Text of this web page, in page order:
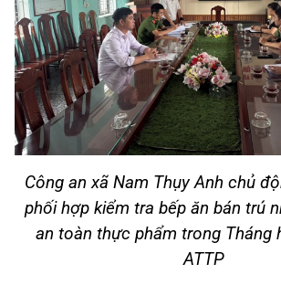
Công an xã Nam Thụy Anh chủ
phối hợp kiểm tra bếp ăn bán trú
an toàn thực phẩm trong Tháng
ATTP